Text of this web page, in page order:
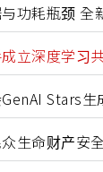
功耗瓶颈 全
立深度学习
Stars生
生命财产安